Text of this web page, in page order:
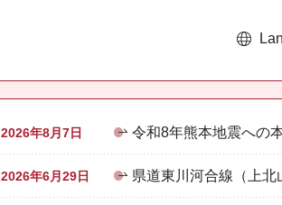
2026年8月7日 令和8年熊本地震への
2026年6月29日 県道東川河合線（上